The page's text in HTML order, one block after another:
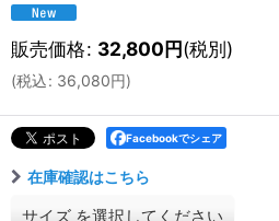
販売価格: 32,800円(税別)
(税込: 36,080円)
Facebookでシェア
在庫確認はこちら
サイズ を選択してください